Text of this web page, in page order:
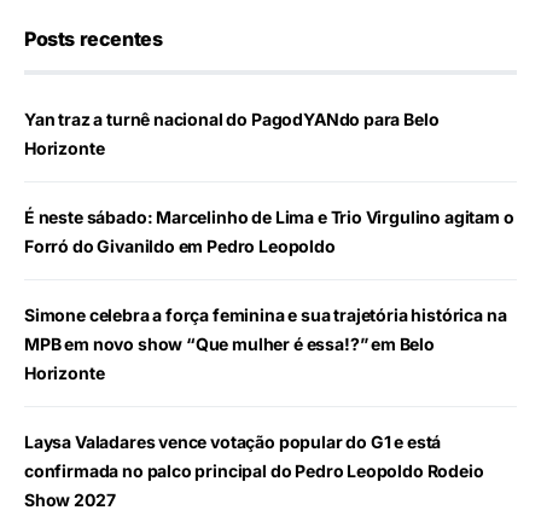
Posts recentes
Yan traz a turnê nacional do PagodYANdo para Belo
Horizonte
É neste sábado: Marcelinho de Lima e Trio Virgulino agitam o
Forró do Givanildo em Pedro Leopoldo
Simone celebra a força feminina e sua trajetória histórica na
MPB em novo show “Que mulher é essa!?” em Belo
Horizonte
Laysa Valadares vence votação popular do G1 e está
confirmada no palco principal do Pedro Leopoldo Rodeio
Show 2027